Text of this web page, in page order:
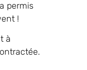
permis
!
à